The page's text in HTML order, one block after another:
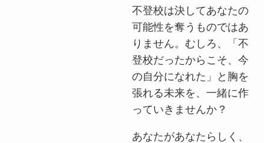
不登校は決してあなたの
可能性を奪うものではあ
りません。むしろ、「不
登校だったからこそ、今
の自分になれた」と胸を
張れる未来を、一緒に作
っていきませんか？
あなたがあなたらしく、